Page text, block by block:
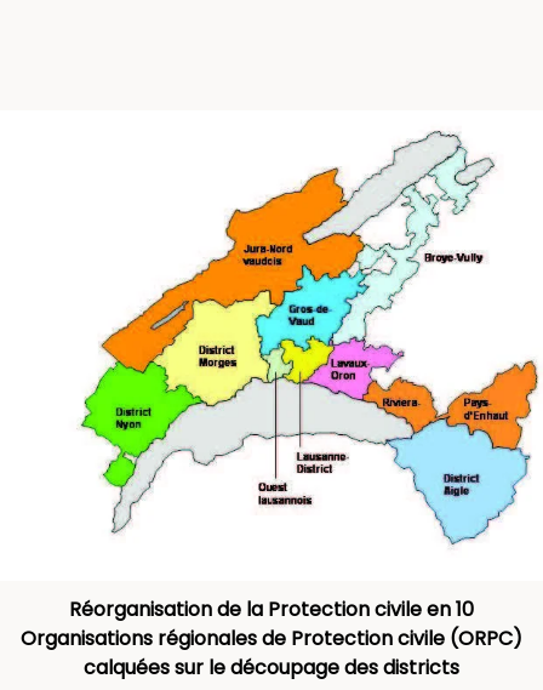
Réorganisation de la Protection civile en 10
Organisations régionales de Protection civile (ORPC)
calquées sur le découpage des districts